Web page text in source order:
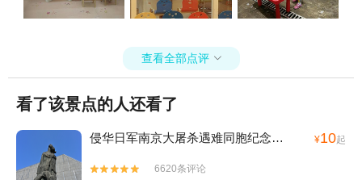
查看全部点评 
看了该景点的人还看了
侵华日军南京大屠杀遇难同胞纪念馆 ¥10起


6620条评论